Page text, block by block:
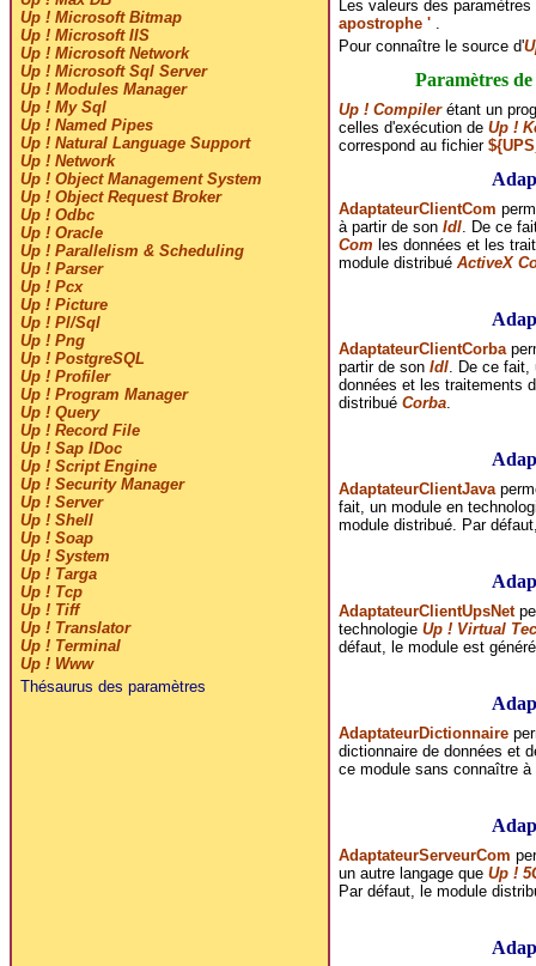
Up ! Microsoft Bitmap
Up ! Microsoft IIS
Up ! Microsoft Network
Up ! Microsoft Sql Server
Up ! Modules Manager
Up ! My Sql
Up ! Named Pipes
Up ! Natural Language Support
Up ! Network
Up ! Object Management System
Up ! Object Request Broker
Up ! Odbc
Up ! Oracle
Up ! Parallelism & Scheduling
Up ! Parser
Up ! Pcx
Up ! Picture
Up ! Pl/Sql
Up ! Png
Up ! PostgreSQL
Up ! Profiler
Up ! Program Manager
Up ! Query
Up ! Record File
Up ! Sap IDoc
Up ! Script Engine
Up ! Security Manager
Up ! Server
Up ! Shell
Up ! Soap
Up ! System
Up ! Targa
Up ! Tcp
Up ! Tiff
Up ! Translator
Up ! Terminal
Up ! Www
Thésaurus des paramètres
Les valeurs des
apostrophe '.
Pour connaître le source d'
Paramètres
Up ! Compilerétant un
celles d'exécution de Up !
correspond au fichier
AdaptateurClientCom
à partir de son Idl. De ce
Com les données et les
module distribué ActiveX
AdaptateurClientCorba
partir de son Idl. De ce fait,
données et les traitements
distribué Corba.
AdaptateurClientJava
fait, un module en
module distribué. Par
AdaptateurClientUpsNet
technologie Up ! Virtual
défaut, le module est
AdaptateurDictionnaire
dictionnaire de données et
ce module sans connaître
AdaptateurServeurCom
un autre langage que Up !
Par défaut, le module